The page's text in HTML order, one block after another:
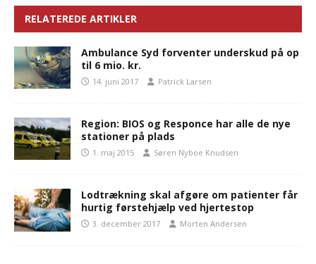
RELATEREDE ARTIKLER
Ambulance Syd forventer underskud på op
til 6 mio. kr.
14. juni 2017 Patrick Larsen
Region: BIOS og Responce har alle de nye
stationer på plads
1. maj 2015 Søren Nyboe Knudsen
Lodtrækning skal afgøre om patienter får
hurtig førstehjælp ved hjertestop
3. december 2017 Morten Andersen